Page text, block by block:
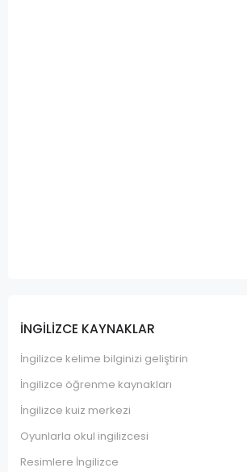
İNGILIZCE KAYNAKLAR
İngilizce kelime bilginizi geliştirin
İngilizce öğrenme kaynakları
İngilizce kuiz merkezi
Oyunlarla okul ingilizcesi
Resimlere İngilizce